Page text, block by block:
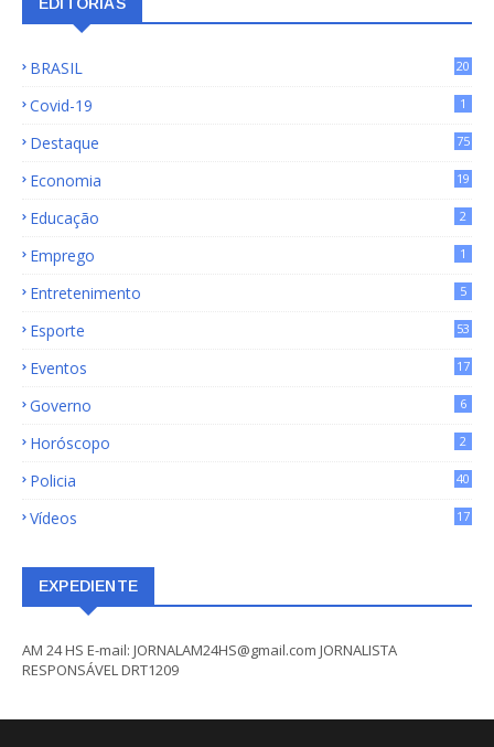
BRASIL
20
Covid-19 1
Destaque
75
Economia
19
Educação 2
Emprego 1
Entretenimento 5
Esporte 53
Eventos 17
Governo 6
Horóscopo 2
Policia 40
Vídeos 17
EXPEDIENTE
AM 24 HS E-mail: JORNALAM24HS@gmail.com JORNALISTA
RESPONSÁVEL DRT1209